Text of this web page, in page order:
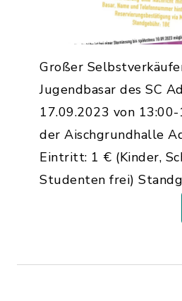
Großer
Jugendbasar des SC
17.09.2023 von
der Aischgrundhalle
Eintritt: 1 € (Kinder,
Studenten frei)